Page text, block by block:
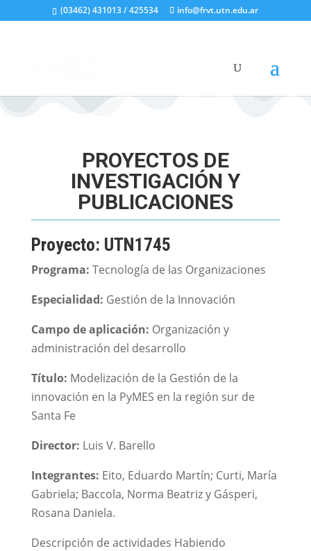
(03462) 431013 / 425534 info@frvt.utn.edu.ar
PROYECTOS DE
INVESTIGACIÓN Y
PUBLICACIONES
Proyecto: UTN1745
Programa: Tecnología de las Organizaciones
Especialidad: Gestión de la Innovación
Campo de aplicación: Organización y
administración del desarrollo
Título: Modelización de la Gestión de la
innovación en la PyMES en la región sur de
Santa Fe
Director: Luis V. Barello
Integrantes: Eito, Eduardo Martín; Curti, María
Gabriela; Baccola, Norma Beatriz y Gásperi,
Rosana Daniela.
Descripción de actividades Habiendo